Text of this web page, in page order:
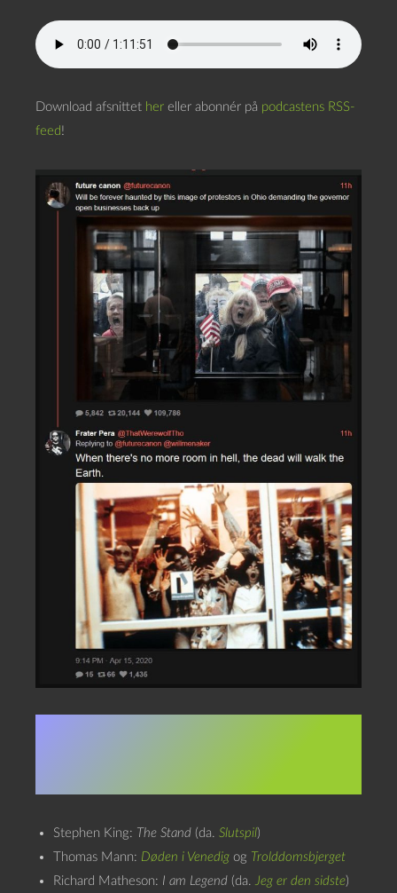
Download afsnittet her eller abonnér på podcastens RSS-
feed!
Stephen King: The Stand (da. Slutspil)
Thomas Mann: Døden i Venedig og Trolddomsbjerget
Richard Matheson: I am Legend (da. Jeg er den sidste)